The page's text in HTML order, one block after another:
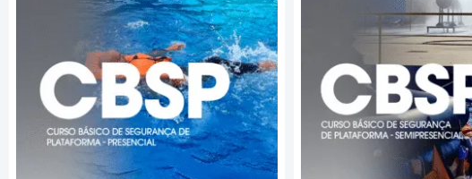
Marcela Christina da
Silva Carneiro
Logística - RIP Serviços
Industriais
Rosilene Mataveli
Petrobras - Vitória